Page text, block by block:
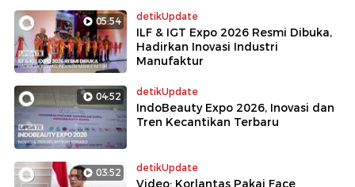
05:54 detikUpdate
ILF & IGT Expo 2026 Resmi Dibuka,
Hadirkan Inovasi Industri
Manufaktur
04:52 detikUpdate
IndoBeauty Expo 2026, Inovasi dan
Tren Kecantikan Terbaru
03:52 detikUpdate
Video: Korlantas Pakai Face